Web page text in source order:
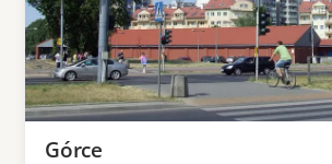
Górce